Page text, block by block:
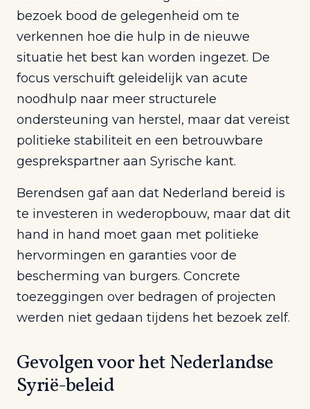
bezoek bood de gelegenheid om te
verkennen hoe die hulp in de nieuwe
situatie het best kan worden ingezet. De
focus verschuift geleidelijk van acute
noodhulp naar meer structurele
ondersteuning van herstel, maar dat vereist
politieke stabiliteit en een betrouwbare
gesprekspartner aan Syrische kant.
Berendsen gaf aan dat Nederland bereid is
te investeren in wederopbouw, maar dat dit
hand in hand moet gaan met politieke
hervormingen en garanties voor de
bescherming van burgers. Concrete
toezeggingen over bedragen of projecten
werden niet gedaan tijdens het bezoek zelf.
Gevolgen voor het Nederlandse
Syrië-beleid